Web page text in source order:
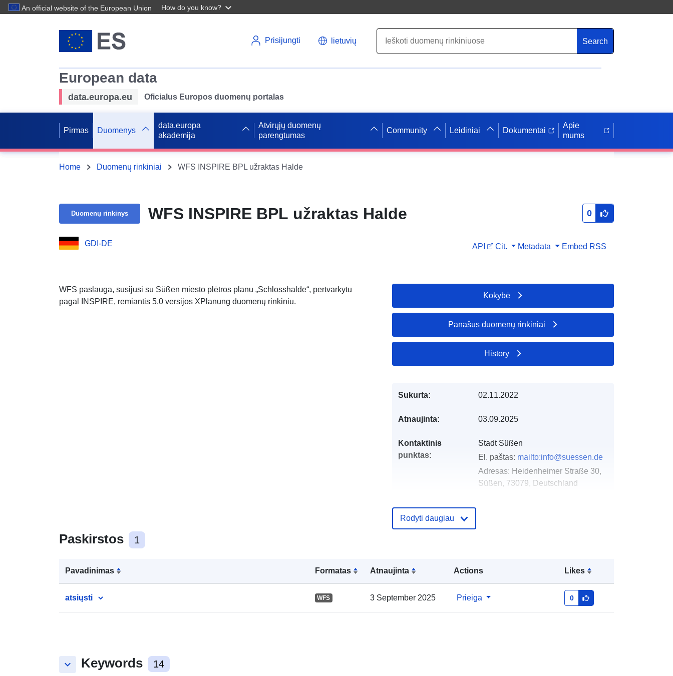
An official website of the European Union How do you know?
Prisijungti lietuvių Search
European data
data.europa.eu Oficialus Europos duomenų portalas
Pirmas Duomenys
data.europa
akademija
Atvirųjų duomenų
parengtumas
Community Leidiniai Dokumentai
Apie
mums
Home Duomenų rinkiniai WFS INSPIRE BPL užraktas Halde
Duomenų rinkinys WFS INSPIRE BPL užraktas Halde 0
GDI-DE API Cit. Metadata Embed RSS
WFS paslauga, susijusi su Süßen miesto plėtros planu „Schlosshalde“, pertvarkytu
pagal INSPIRE, remiantis 5.0 versijos XPlanung duomenų rinkiniu.
Paskirstos 1
Pavadinimas Formatas Atnaujinta Actions Likes
atsiųsti WFS 3 September 2025 Prieiga 0
keyboard_arrow_down Keywords 14
Kokybė
Panašūs duomenų rinkiniai
History
Sukurta: 02.11.2022
Atnaujinta: 03.09.2025
Kontaktinis
punktas:
Stadt Süßen
El. paštas: mailto:info@suessen.de
Adresas: Heidenheimer Straße 30,
Süßen, 73079, Deutschland
Katalogo įrašas:
duomenys:
48.6887745 ], [ 9.771415,
48.6887745 ], [ 9.771415,
Rodyti daugiau